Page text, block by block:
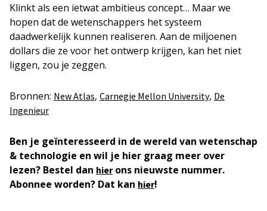
Klinkt als een ietwat ambitieus concept… Maar we
hopen dat de wetenschappers het systeem
daadwerkelijk kunnen realiseren. Aan de miljoenen
dollars die ze voor het ontwerp krijgen, kan het niet
liggen, zou je zeggen.
Bronnen: New Atlas, Carnegie Mellon University, De
Ingenieur
Ben je geïnteresseerd in de wereld van wetenschap
& technologie en wil je hier graag meer over
lezen? Bestel dan hierons nieuwste nummer.
Abonnee worden? Dat kan hier!